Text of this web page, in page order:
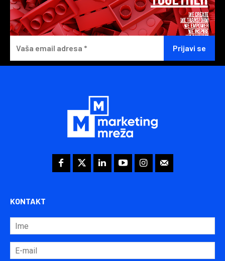
KONTAKT